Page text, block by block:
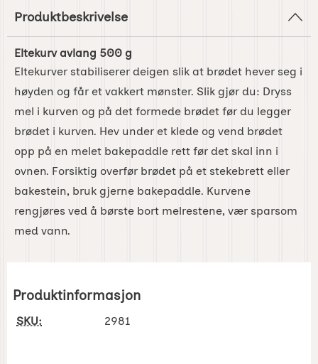
Produktbeskrivelse
Eltekurv avlang 500 g
Eltekurver stabiliserer deigen slik at brødet hever seg i
høyden og får et vakkert mønster. Slik gjør du: Dryss
mel i kurven og på det formede brødet før du legger
brødet i kurven. Hev under et klede og vend brødet
opp på en melet bakepaddle rett før det skal inn i
ovnen. Forsiktig overfør brødet på et stekebrett eller
bakestein, bruk gjerne bakepaddle. Kurvene
rengjøres ved å børste bort melrestene, vær sparsom
med vann.
Produktinformasjon
SKU: 2981